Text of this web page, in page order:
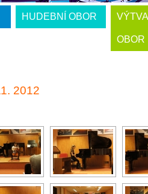
HUDEBNÍ OBOR
OBOR
2012